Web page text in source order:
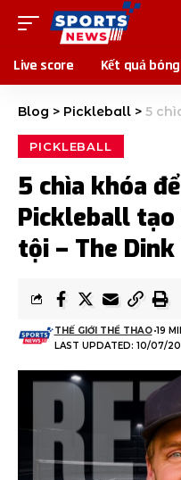
Live score Kết quả
Blog > Pickleball > 5 chìa
PICKLEBALL
5 chìa khóa
Pickleball tạo
tội – The
LAST UPDATED: 10/07/
THẾ GIỚI THỂ THAO 19